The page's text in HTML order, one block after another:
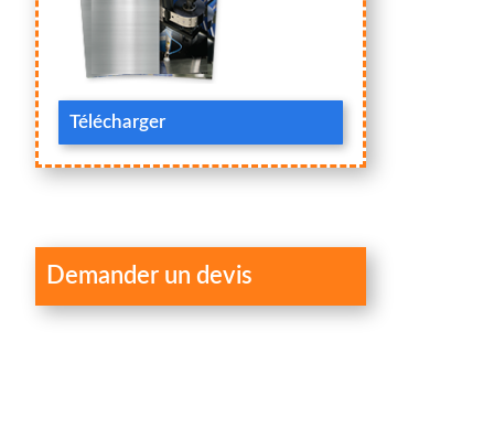
Télécharger
Demander un devis